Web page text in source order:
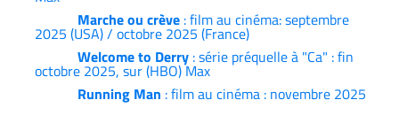
Marche ou crève : film au cinéma: septembre
2025 (USA) / octobre 2025 (France)
Welcome to Derry : série préquelle à "Ca" : fin
octobre 2025, sur (HBO) Max
Running Man : film au cinéma : novembre 2025